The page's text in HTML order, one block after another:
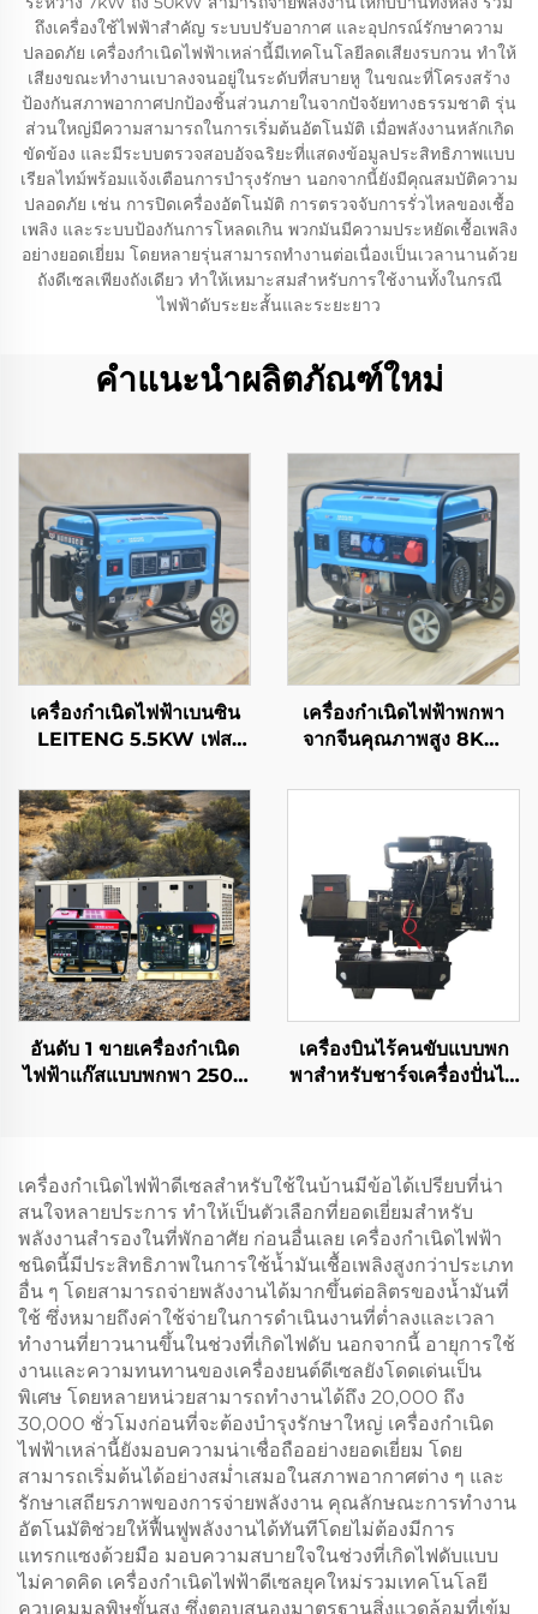
ถึงเครื่องใช้ไฟฟ้าสำคัญ ระบบปรับอากาศ และอุปกรณ์รักษาความ
ปลอดภัย เครื่องกำเนิดไฟฟ้าเหล่านี้มีเทคโนโลยีลดเสียงรบกวน ทำให้
เสียงขณะทำงานเบาลงจนอยู่ในระดับที่สบายหู ในขณะที่โครงสร้าง
ป้องกันสภาพอากาศปกป้องชิ้นส่วนภายในจากปัจจัยทางธรรมชาติ รุ่น
ส่วนใหญ่มีความสามารถในการเริ่มต้นอัตโนมัติ เมื่อพลังงานหลักเกิด
ขัดข้อง และมีระบบตรวจสอบอัจฉริยะที่แสดงข้อมูลประสิทธิภาพแบบ
เรียลไทม์พร้อมแจ้งเตือนการบำรุงรักษา นอกจากนี้ยังมีคุณสมบัติความ
ปลอดภัย เช่น การปิดเครื่องอัตโนมัติ การตรวจจับการรั่วไหลของเชื้อ
เพลิง และระบบป้องกันการโหลดเกิน พวกมันมีความประหยัดเชื้อเพลิง
อย่างยอดเยี่ยม โดยหลายรุ่นสามารถทำงานต่อเนื่องเป็นเวลานานด้วย
ถังดีเซลเพียงถังเดียว ทำให้เหมาะสมสำหรับการใช้งานทั้งในกรณี
ไฟฟ้าดับระยะสั้นและระยะยาว
คำแนะนำผลิตภัณฑ์ใหม่
เครื่องกำเนิดไฟฟ้าเบนซิน
LEITENG 5.5KW เฟส
420cc ความถี่
50Hz/60Hz พลังงาน
เรตинг 2KW แรงดันไฟฟ้า
เรติง 380V ระบบดึงคืน
เครื่องกำเนิดไฟฟ้าพกพา
จากจีนคุณภาพสูง 8KW
เอาท์พุตไฟฟ้าเฟสเดียว
สำหรับขาย
อันดับ 1 ขายเครื่องกำเนิด
ไฟฟ้าแก๊สแบบพกพา 2500
เครื่องบินไร้คนขับแบบพก
พาสำหรับชาร์จเครื่องปั่นไฟ
เครื่องกำเนิดไฟฟ้าดีเซลสำหรับใช้ในบ้านมีข้อได้เปรียบที่น่า
สนใจหลายประการ ทำให้เป็นตัวเลือกที่ยอดเยี่ยมสำหรับ
พลังงานสำรองในที่พักอาศัย ก่อนอื่นเลย เครื่องกำเนิดไฟฟ้า
ชนิดนี้มีประสิทธิภาพในการใช้น้ำมันเชื้อเพลิงสูงกว่าประเภท
อื่น ๆ โดยสามารถจ่ายพลังงานได้มากขึ้นต่อลิตรของน้ำมันที่
ใช้ ซึ่งหมายถึงค่าใช้จ่ายในการดำเนินงานที่ต่ำลงและเวลา
ทำงานที่ยาวนานขึ้นในช่วงที่เกิดไฟดับ นอกจากนี้ อายุการใช้
งานและความทนทานของเครื่องยนต์ดีเซลยังโดดเด่นเป็น
พิเศษ โดยหลายหน่วยสามารถทำงานได้ถึง 20,000 ถึง
30,000 ชั่วโมงก่อนที่จะต้องบำรุงรักษาใหญ่ เครื่องกำเนิด
ไฟฟ้าเหล่านี้ยังมอบความน่าเชื่อถืออย่างยอดเยี่ยม โดย
สามารถเริ่มต้นได้อย่างสม่ำเสมอในสภาพอากาศต่าง ๆ และ
รักษาเสถียรภาพของการจ่ายพลังงาน คุณลักษณะการทำงาน
อัตโนมัติช่วยให้ฟื้นฟูพลังงานได้ทันทีโดยไม่ต้องมีการ
แทรกแซงด้วยมือ มอบความสบายใจในช่วงที่เกิดไฟดับแบบ
ไม่คาดคิด เครื่องกำเนิดไฟฟ้าดีเซลยุคใหม่รวมเทคโนโลยี
ควบคุมมลพิษขั้นสูง ซึ่งตอบสนองมาตรฐานสิ่งแวดล้อมที่เข้ม